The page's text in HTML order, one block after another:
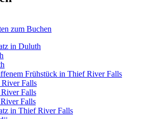
zum Buchen
in Duluth
Frühstück in Thief River Falls
Falls
Falls
Falls
in Thief River Falls